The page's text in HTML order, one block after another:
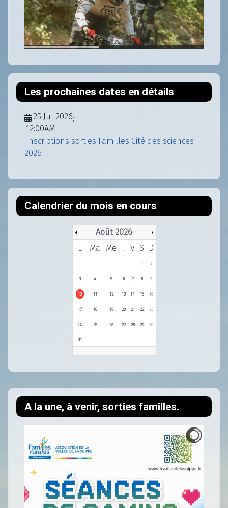
A la une, à venir, sorties familles.
Les prochaines dates en détails
25 Jul 2026;
12:00AM
Inscriptions sorties Familles Cité des sciences
2026
Calendrier du mois en cours
Août 2026
L
Ma Me J V S D
1 2
3 4 5 6 7 8 9
10 11 12 13 14 15 16
17 18 19 20 21 22 23
24 25 26 27 28 29 30
31